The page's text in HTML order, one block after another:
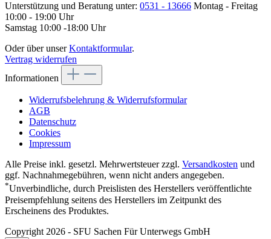
Unterstützung und Beratung unter: 0531 - 13666 Montag - Freitag
10:00 - 19:00 Uhr
Samstag 10:00 -18:00 Uhr
Oder über unserKontaktformular.
Vertrag widerrufen
Informationen
Widerrufsbelehrung & Widerrufsformular
AGB
Datenschutz
Cookies
Impressum
Alle Preise inkl. gesetzl. Mehrwertsteuer zzgl. Versandkosten und
ggf. Nachnahmegebühren, wenn nicht anders angegeben.
*Unverbindliche, durch Preislisten des Herstellers veröffentlichte
Preisempfehlung seitens des Herstellers im Zeitpunkt des
Erscheinens des Produktes.
Copyright 2026 - SFU Sachen Für Unterwegs GmbH